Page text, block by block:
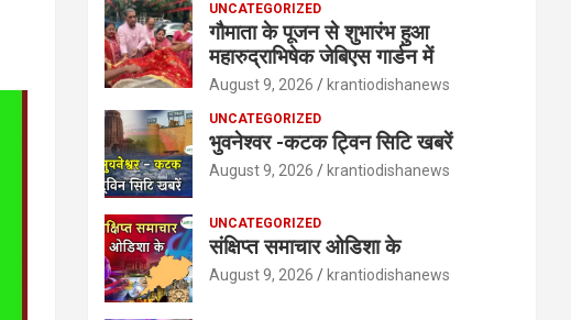
UNCATEGORIZED
गौमाता के पूजन से शुभारंभ हुआ
महारुद्राभिषेक जेबिएस गार्डन में
August 9, 2026 krantiodishanews
UNCATEGORIZED
भुवनेश्वर -कटक ट्विन सिटि खबरें
August 9, 2026 krantiodishanews
UNCATEGORIZED
संक्षिप्त समाचार ओडिशा के
August 9, 2026 krantiodishanews